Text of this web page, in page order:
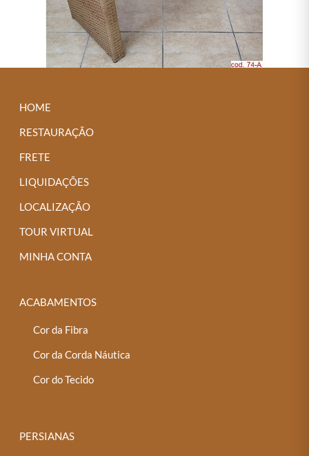
HOME
RESTAURAÇÃO
FRETE
LIQUIDAÇÕES
LOCALIZAÇÃO
TOUR VIRTUAL
MINHA CONTA
ACABAMENTOS
Cor da Fibra
Cor da Corda Náutica
Cor do Tecido
PERSIANAS